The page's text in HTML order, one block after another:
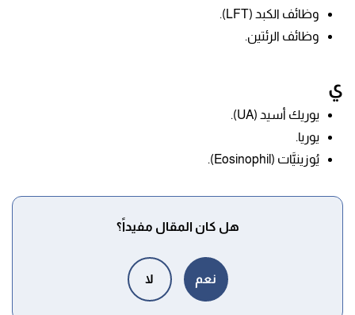
وظائف الكبد (LFT).
وظائف الرئتين.
ي
يوريك أسيد (UA).
يوريا.
يُوزينيَّات (Eosinophil).
هل كان المقال مفيداً؟
نعم لا